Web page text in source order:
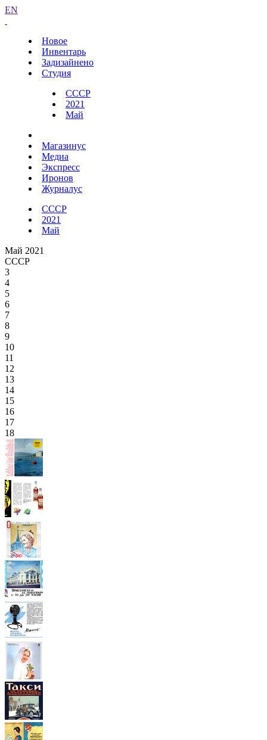
EN
Новое
Инвентарь
Задизайнено
Студия
СССР
2021
Май
Магазинус
Медиа
Экспресс
Иронов
Журналус
СССР
2021
Май
Май 2021
СССР
3
4
5
6
7
8
9
10
11
12
13
14
15
16
17
18